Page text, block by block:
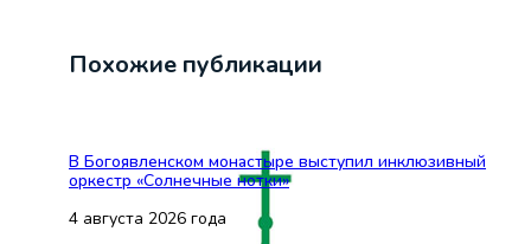
Похожие публикации
В Богоявленском монастыре выступил инклюзивный
оркестр «Солнечные нотки»
4 августа 2026 года